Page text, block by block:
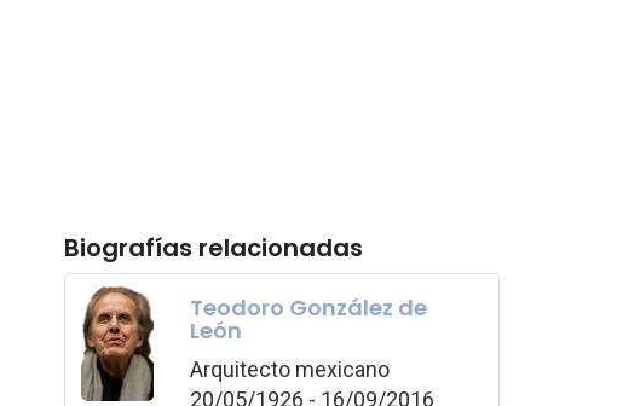
Biografías relacionadas
Teodoro González de
León
Arquitecto mexicano
20/05/1926 - 16/09/2016